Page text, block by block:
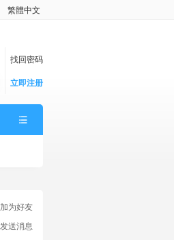
繁體中文
找回密码
立即注册
加为好友
发送消息